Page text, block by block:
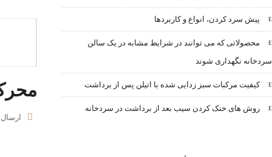
پیش سرد کردن، انواع و کاربردها
محصولاتی که می توانند در شرایط مشابه در یک سالن
سردخانه نگهداری شوند
کیفیت مرکبات سبز زدایی شده با اتیلن پس از برداشت
روش های خنک کردن سیب بعد از برداشت در سردخانه